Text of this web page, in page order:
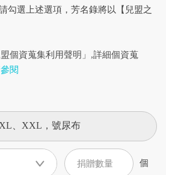
勾選上述選項，芳名錄將以【兒盟之
個資蒐集利用聲明」,詳細個資蒐
閱
個